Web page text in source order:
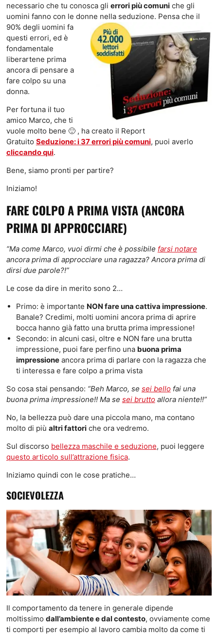
necessario che tu conosca gli errori più comuniche gli
uomini fanno con le donne nella seduzione. Pensa che il
90% degli uomini fa
questi errori, ed è
fondamentale
liberartene prima
ancora di pensare a
fare colpo su una
donna.
Per fortuna il tuo
amico Marco, che ti
vuole molto bene 🙂 , ha creato il Report
Gratuito Seduzione: i 37 errori più comuni, puoi averlo
cliccando qui.
Bene, siamo pronti per partire?
Iniziamo!
FARE COLPO A PRIMA VISTA (ANCORA
PRIMA DI APPROCCIARE)
“Ma come Marco, vuoi dirmi che è possibile farsi notare
ancora prima di approcciare una ragazza? Ancora prima di
dirsi due parole?!”
Le cose da dire in merito sono 2…
Primo: è importante NON fare una cattiva impressione.
Banale? Credimi, molti uomini ancora prima di aprire
bocca hanno già fatto una brutta prima impressione!
Secondo: in alcuni casi, oltre e NON fare una brutta
impressione, puoi fare perfino una buona prima
impressioneancora prima di parlare con la ragazza che
ti interessa e fare colpo a prima vista
So cosa stai pensando: “Beh Marco, se sei bellofai una
buona prima impressione!! Ma se sei bruttoallora niente!!”
No, la bellezza può dare una piccola mano, ma contano
molto di più altri fattoriche ora vedremo.
Sul discorso bellezza maschile e seduzione, puoi leggere
questo articolo sull’attrazione fisica.
Iniziamo quindi con le cose pratiche…
SOCIEVOLEZZA
Il comportamento da tenere in generale dipende
moltissimo dall’ambiente e dal contesto, ovviamente come
ti comporti per esempio al lavoro cambia molto da come ti